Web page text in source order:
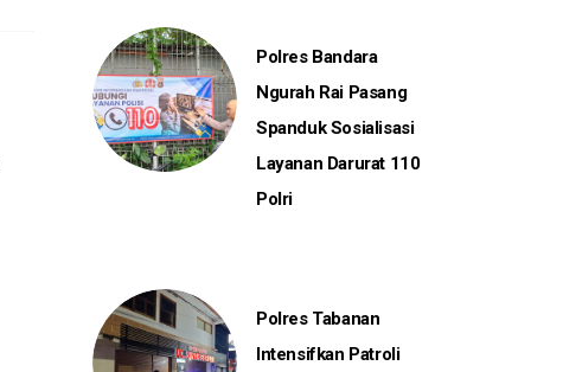
Polres Bandara
Ngurah Rai Pasang
Spanduk Sosialisasi
Layanan Darurat 110
Polri
Polres Tabanan
Intensifkan Patroli